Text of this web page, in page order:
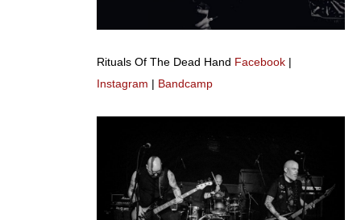
Rituals Of The Dead Hand Facebook |
Instagram | Bandcamp